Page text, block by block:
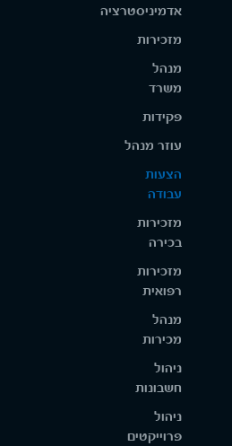
אדמיניסטרציה
מזכירות
מנהל
משרד
פקידות
עוזר מנהל
הצעות
עבודה
מזכירות
בכירה
מזכירות
רפואית
מנהל
מכירות
ניהול
חשבונות
ניהול
פרוייקטים